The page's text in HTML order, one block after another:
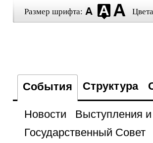
Размер шрифта:
События Структура
Новости
Выступления
Государственный Совет